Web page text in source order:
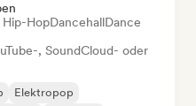
HopDancehallDance
, SoundCloud- oder
Elektropop